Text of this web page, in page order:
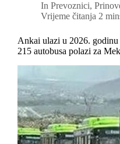
In Prevoznici,
Vrijeme čitanja 2
Ankai ulazi u 2026.
215 autobusa polazi za